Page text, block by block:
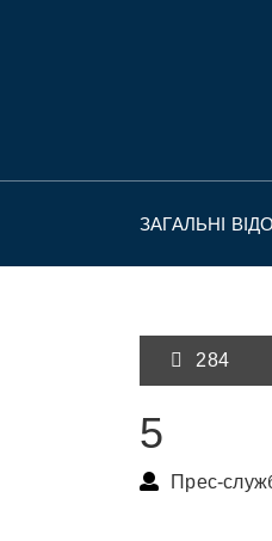
ЗАГАЛЬНІ
284
5
Прес-